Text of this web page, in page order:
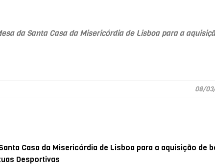
da Santa Casa da Misericórdia de Lisboa para a
08/
Casa da Misericórdia de Lisboa para a aquisição de
Desportivas